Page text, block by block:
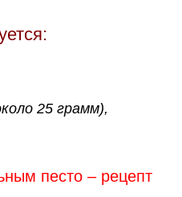
25 грамм),
песто – рецепт